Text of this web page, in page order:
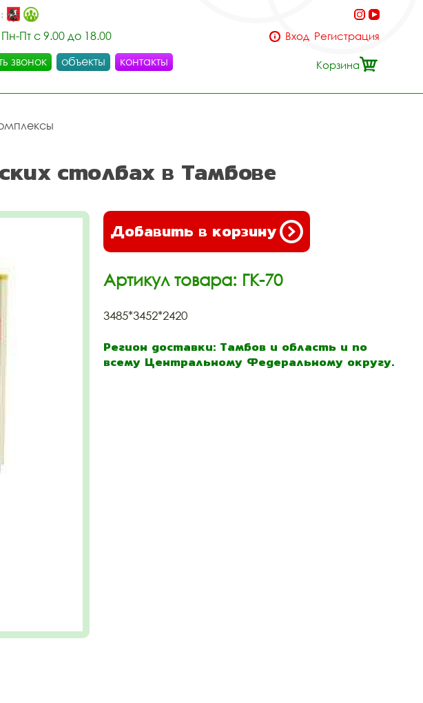
Пн-Пт с 9.00 до 18.00
звонок объекты контакты
Вход Регистрация
Корзина
столбах в Тамбове
Добавить в корзину
Артикул товара: ГК-70
3485*3452*2420
Регион доставки: Тамбов и область и по
всему Центральному Федеральному округу.